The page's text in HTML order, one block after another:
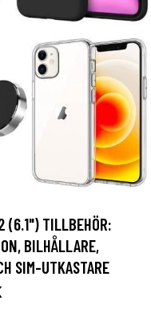
(6.1") TILLBEHÖR:
BILHÅLLARE,
SIM-UTKASTARE